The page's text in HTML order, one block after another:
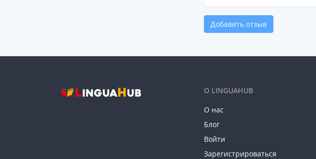
Добавить отзыв
О LINGUAHUB
О нас
Блог
Войти
Зарегистрироваться